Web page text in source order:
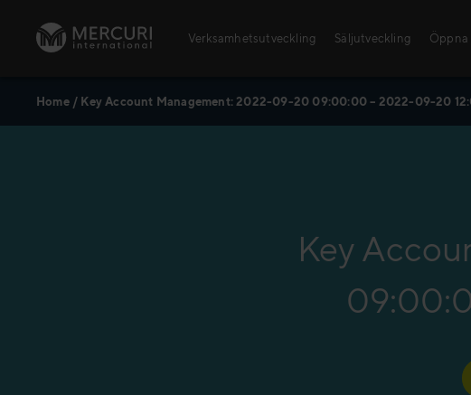
Verksamhetsutveckling Säljutveckling
Öppna utbildningar
Home/ Key Account Management: 2022-09-20 09:00:00 – 2022-09-20
Key